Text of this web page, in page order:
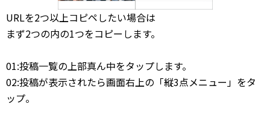
URLを2つ以上コピペしたい場合は
まず2つの内の1つをコピーします。
01:投稿一覧の上部真ん中をタップします。
02:投稿が表示されたら画面右上の「縦3点メニュー」をタ
ップ。